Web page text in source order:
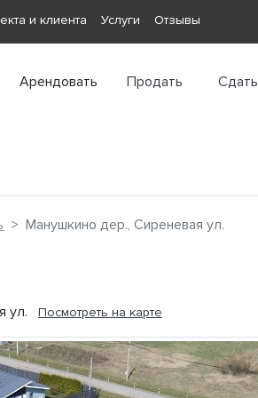
и клиента Услуги Отзывы
Арендовать Продать Сдать
Манушкино дер., Сиреневая ул.
ул. Посмотреть на карте